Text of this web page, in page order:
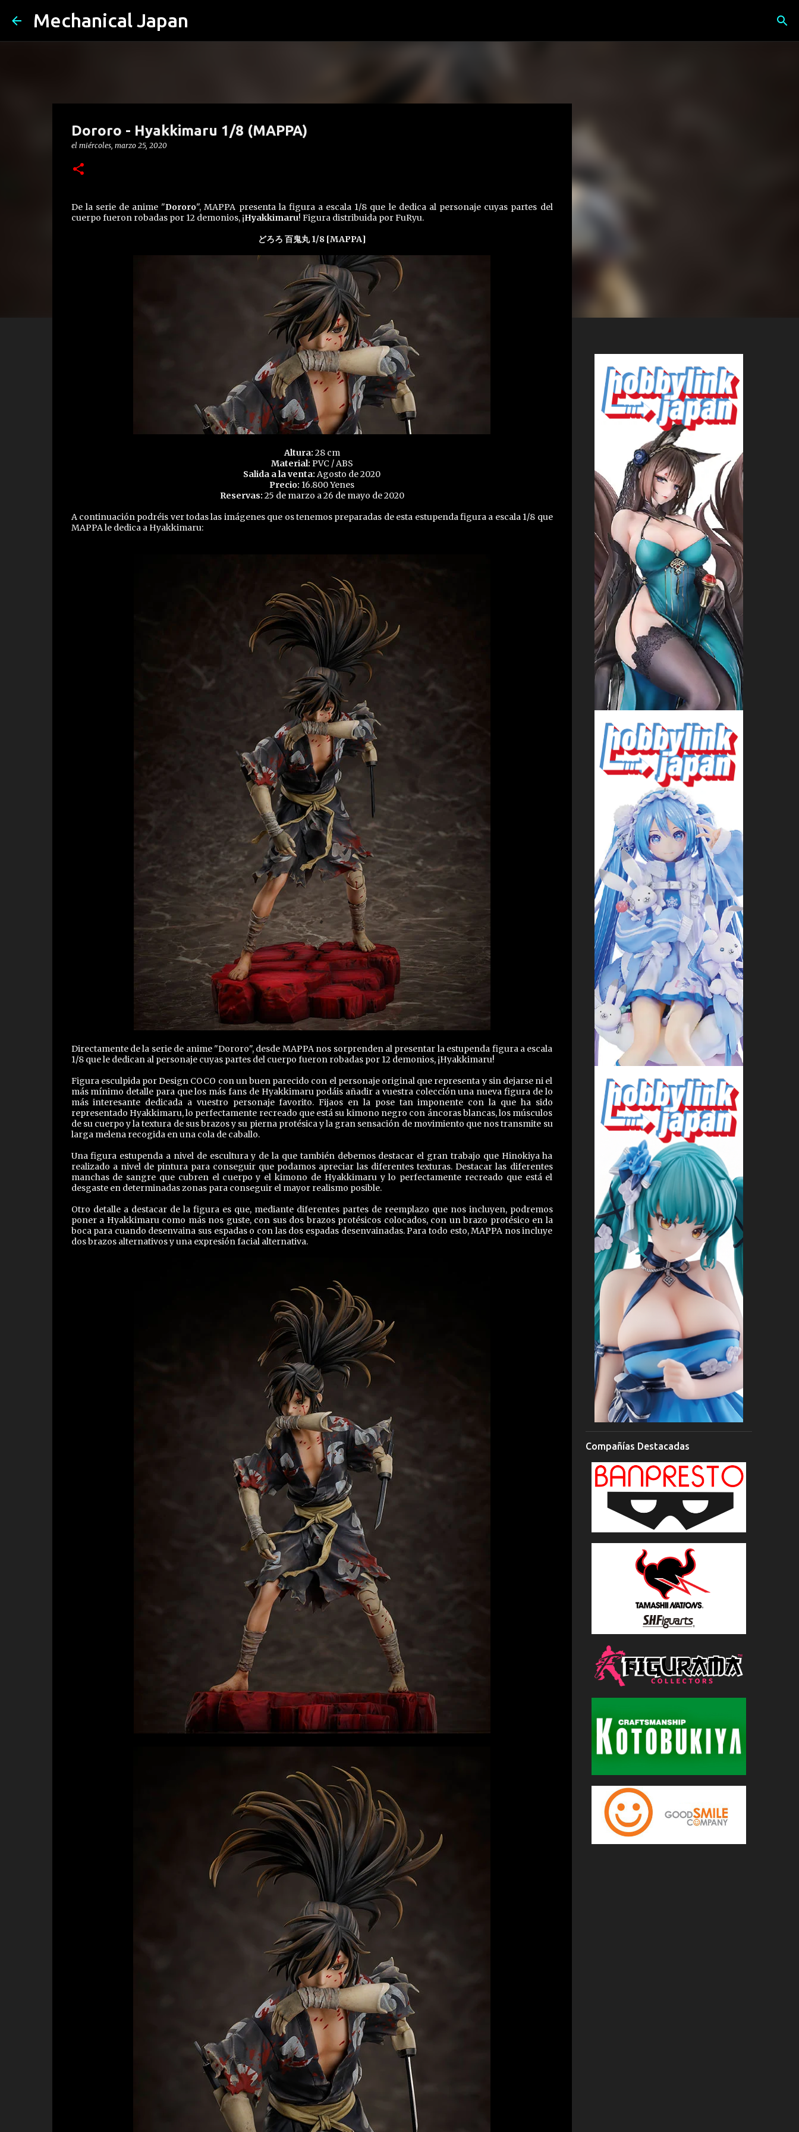
Mechanical Japan
Dororo - Hyakkimaru 1/8 (MAPPA)
el miércoles, marzo 25, 2020
De la serie de anime "Dororo", MAPPA presenta la figura a escala 1/8 que le dedica al personaje cuyas partes del
cuerpo fueron robadas por 12 demonios, ¡Hyakkimaru! Figura distribuida por FuRyu.
どろろ 百鬼丸 1/8 [MAPPA]
Altura: 28 cm
Material: PVC / ABS
Salida a la venta: Agosto de 2020
Precio: 16.800 Yenes
Reservas: 25 de marzo a 26 de mayo de 2020
A continuación podréis ver todas las imágenes que os tenemos preparadas de esta estupenda figura a escala 1/8 que
MAPPA le dedica a Hyakkimaru:
Directamente de la serie de anime "Dororo", desde MAPPA nos sorprenden al presentar la estupenda figura a escala
1/8 que le dedican al personaje cuyas partes del cuerpo fueron robadas por 12 demonios, ¡Hyakkimaru!
Figura esculpida por Design COCO con un buen parecido con el personaje original que representa y sin dejarse ni el
más mínimo detalle para que los más fans de Hyakkimaru podáis añadir a vuestra colección una nueva figura de lo
más interesante dedicada a vuestro personaje favorito. Fijaos en la pose tan imponente con la que ha sido
representado Hyakkimaru, lo perfectamente recreado que está su kimono negro con áncoras blancas, los músculos
de su cuerpo y la textura de sus brazos y su pierna protésica y la gran sensación de movimiento que nos transmite su
larga melena recogida en una cola de caballo.
Una figura estupenda a nivel de escultura y de la que también debemos destacar el gran trabajo que Hinokiya ha
realizado a nivel de pintura para conseguir que podamos apreciar las diferentes texturas. Destacar las diferentes
manchas de sangre que cubren el cuerpo y el kimono de Hyakkimaru y lo perfectamente recreado que está el
desgaste en determinadas zonas para conseguir el mayor realismo posible.
Otro detalle a destacar de la figura es que, mediante diferentes partes de reemplazo que nos incluyen, podremos
poner a Hyakkimaru como más nos guste, con sus dos brazos protésicos colocados, con un brazo protésico en la
boca para cuando desenvaina sus espadas o con las dos espadas desenvainadas. Para todo esto, MAPPA nos incluye
dos brazos alternativos y una expresión facial alternativa.
Compañías Destacadas